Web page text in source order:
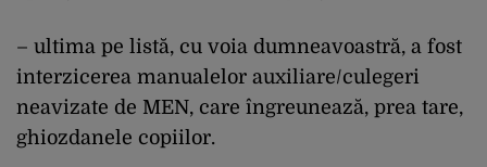
– ultima pe listă, cu voia dumneavoastră, a fost
interzicerea manualelor auxiliare/culegeri
neavizate de MEN, care îngreunează, prea tare,
ghiozdanele copiilor.